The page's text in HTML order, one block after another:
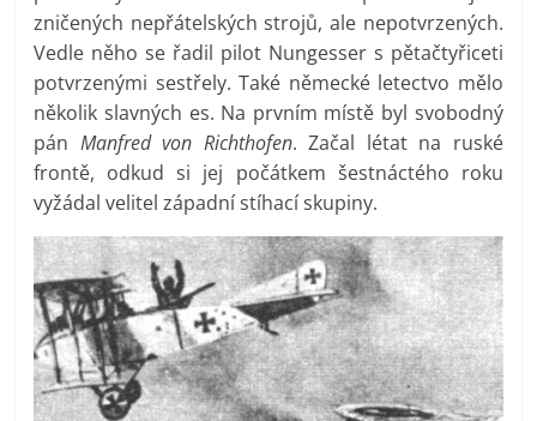
zničených nepřátelských strojů, ale nepotvrzených.
Vedle něho se řadil pilot Nungesser s pětačtyřiceti
potvrzenými sestřely. Také německé letectvo mělo
několik slavných es. Na prvním místě byl svobodný
pán Manfred von Richthofen. Začal létat na ruské
frontě, odkud si jej počátkem šestnáctého roku
vyžádal velitel západní stíhací skupiny.